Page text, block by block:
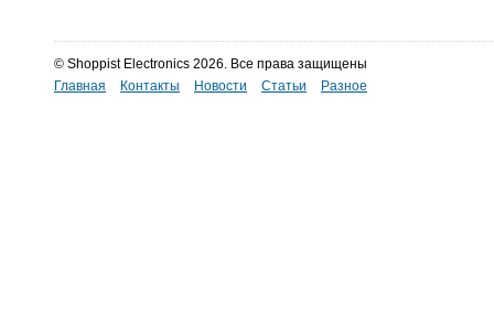
© Shoppist Electronics 2026. Все права защищены
Главная
Контакты Новости Статьи Разное